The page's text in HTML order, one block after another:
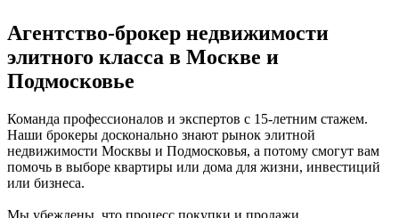
Агентство-брокер недвижимости
элитного класса в Москве и
Подмосковье
Команда профессионалов и экспертов с 15-летним стажем.
Наши брокеры досконально знают рынок элитной
недвижимости Москвы и Подмосковья, а потому смогут вам
помочь в выборе квартиры или дома для жизни, инвестиций
или бизнеса.
Мы убеждены, что процесс покупки и продажи